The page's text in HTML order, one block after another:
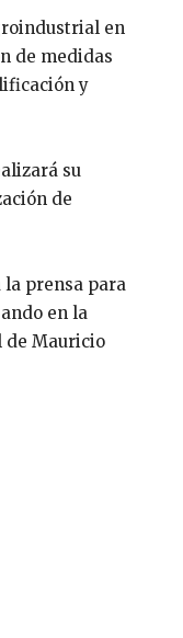
en
de medidas
y
su
de
la prensa para
en la
de Mauricio